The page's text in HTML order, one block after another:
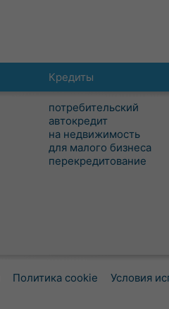
Кредиты
потребительский
автокредит
на недвижимость
для малого бизнеса
перекредитование
Политика cookie Условия